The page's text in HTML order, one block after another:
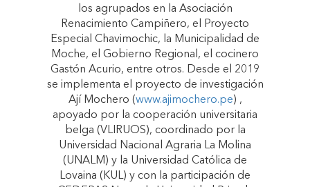
los agrupados en la Asociación
Renacimiento Campiñero, el Proyecto
Especial Chavimochic, la Municipalidad de
Moche, el Gobierno Regional, el cocinero
Gastón Acurio, entre otros. Desde el 2019
se implementa el proyecto de investigación
Ají Mochero (www.ajimochero.pe) ,
apoyado por la cooperación universitaria
belga (VLIRUOS), coordinado por la
Universidad Nacional Agraria La Molina
(UNALM) y la Universidad Católica de
Lovaina (KUL) y con la participación de